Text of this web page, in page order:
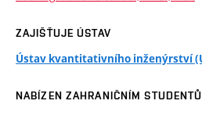
ZAJIŠŤUJE ÚSTAV
Ústav kvantitativního inženýrství
NABÍZEN ZAHRANIČNÍM